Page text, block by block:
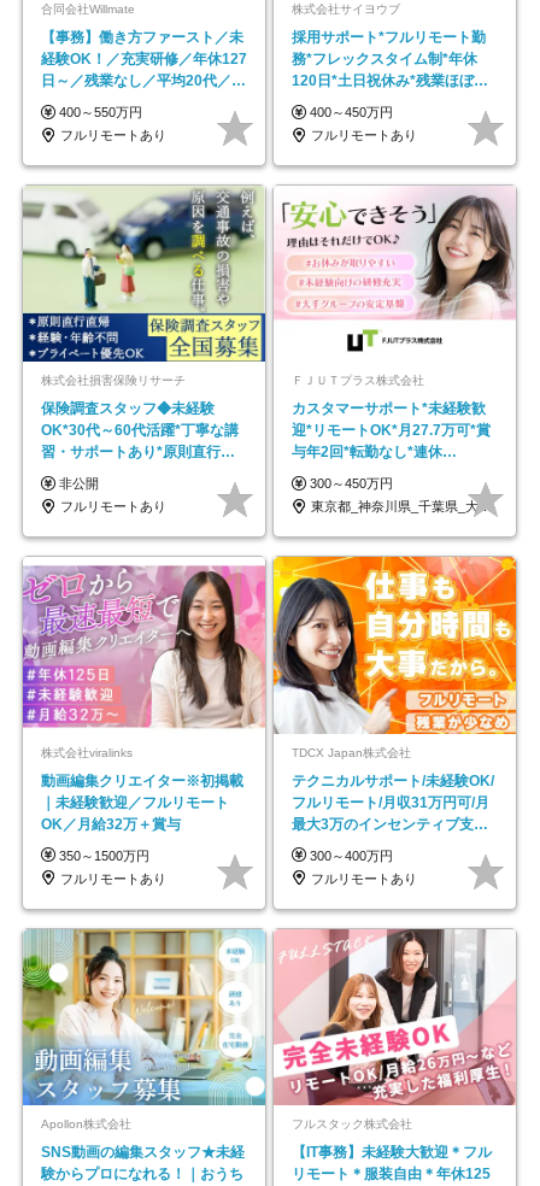
合同会社Willmate
【事務】働き方ファースト／未
経験OK！／充実研修／年休127
日～／残業なし／平均20代／リ
モートOK
400～550万円
フルリモートあり
株式会社サイヨウブ
採用サポート*フルリモート勤
務*フレックスタイム制*年休
120日*土日祝休み*残業ほぼな
し*育児中社員8割以上
400～450万円
フルリモートあり
株式会社損害保険リサーチ
保険調査スタッフ◆未経験
OK*30代～60代活躍*丁寧な講
習・サポートあり*原則直行直
帰／全国募集・業務委託
非公開
フルリモートあり
ＦＪＵＴプラス株式会社
カスタマーサポート*未経験歓
迎*リモートOK*月27.7万可*賞
与年2回*転勤なし*連休
OK/ZE010232
300～450万円
東京都_神奈川県_千葉県_大阪府_愛知県…
株式会社viralinks
動画編集クリエイター※初掲載
｜未経験歓迎／フルリモート
OK／月給32万＋賞与
350～1500万円
フルリモートあり
TDCX Japan株式会社
テクニカルサポート/未経験OK/
フルリモート/月収31万円可/月
最大3万のインセンティブ支給/
平均年齢33歳
300～400万円
フルリモートあり
Apollon株式会社
SNS動画の編集スタッフ★未経
験からプロになれる！｜おうち
フルスタック株式会社
【IT事務】未経験大歓迎＊フル
リモート＊服装自由＊年休125